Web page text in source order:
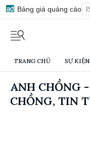
Bảng giá quảng cáo
TRANG CHỦ SỰ KIỆN
ANH CHỒNG
CHỒNG, TIN